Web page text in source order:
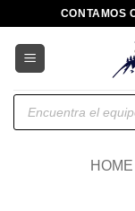
contenido
CONTAMOS
Búsqueda
HOME